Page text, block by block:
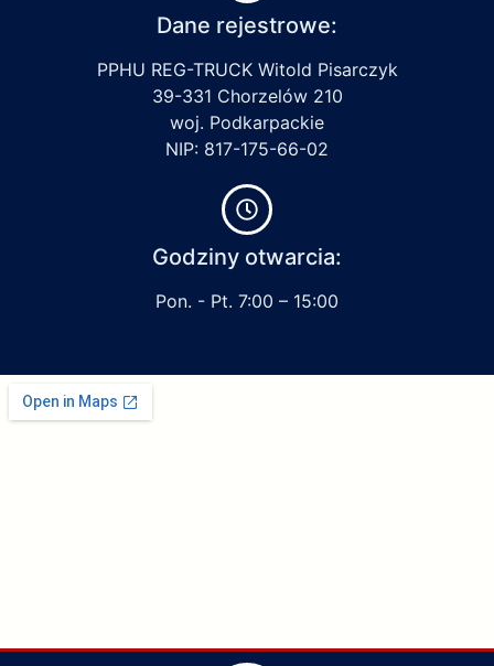
Dane rejestrowe:
PPHU REG-TRUCK Witold Pisarczyk
39-331 Chorzelów 210
woj. Podkarpackie
NIP: 817-175-66-02
Godziny otwarcia:
Pon. - Pt. 7:00 – 15:00